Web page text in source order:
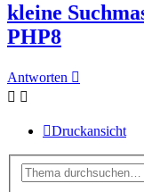
kleine
PHP8
Antworten
Druckansicht